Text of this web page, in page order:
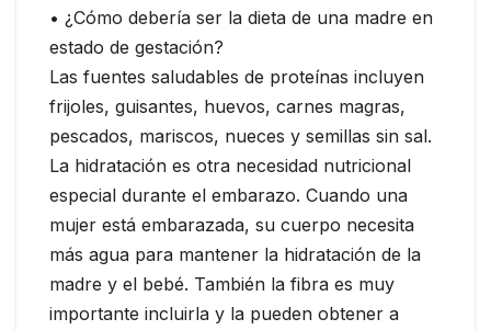
• ¿Cómo debería ser la dieta de una madre en
estado de gestación?
Las fuentes saludables de proteínas incluyen
frijoles, guisantes, huevos, carnes magras,
pescados, mariscos, nueces y semillas sin sal.
La hidratación es otra necesidad nutricional
especial durante el embarazo. Cuando una
mujer está embarazada, su cuerpo necesita
más agua para mantener la hidratación de la
madre y el bebé. También la fibra es muy
importante incluirla y la pueden obtener a